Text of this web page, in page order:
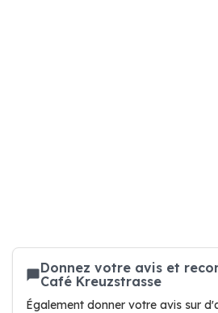
Donnez votre avis et
Café Kreuzstrasse
Également donner votre avis sur